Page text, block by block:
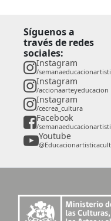
Síguenos a
través de redes
sociales:
Instagram
/
Instagram
/accionaarteyeducacion
Instagram
/cecrea_cultura
Facebook
/
Youtube